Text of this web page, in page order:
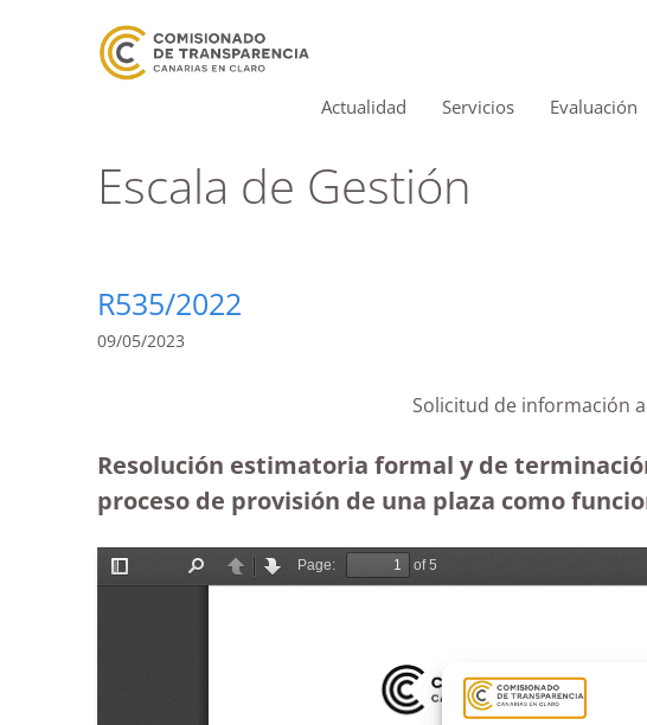
Actualidad Servicios Evaluación
Escala de Gestión
R535/2022
09/05/2023
Solicitud de información
Resolución estimatoria formal y de
proceso de provisión de una plaza como